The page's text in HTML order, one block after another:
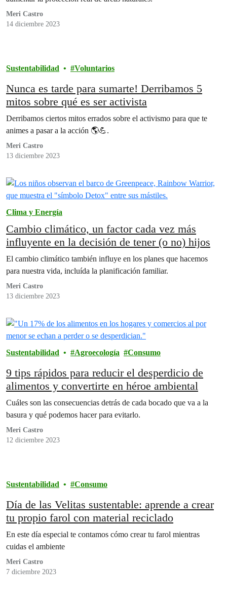
Meri Castro
14 diciembre 2023
Sustentabilidad Voluntarios
Nunca es tarde para sumarte! Derribamos 5
mitos sobre qué es ser activista
Derribamos ciertos mitos errados sobre el activismo para que te
animes a pasar a la acción 🌎💪.
Meri Castro
13 diciembre 2023
Clima y Energía
Cambio climático, un factor cada vez más
influyente en la decisión de tener (o no) hijos
El cambio climático también influye en los planes que hacemos
para nuestra vida, incluída la planificación familiar.
Meri Castro
13 diciembre 2023
Sustentabilidad Agroecología Consumo
9 tips rápidos para reducir el desperdicio de
alimentos y convertirte en héroe ambiental
Cuáles son las consecuencias detrás de cada bocado que va a la
basura y qué podemos hacer para evitarlo.
Meri Castro
12 diciembre 2023
Sustentabilidad Consumo
Día de las Velitas sustentable: aprende a crear
tu propio farol con material reciclado
En este día especial te contamos cómo crear tu farol mientras
cuidas el ambiente
Meri Castro
7 diciembre 2023